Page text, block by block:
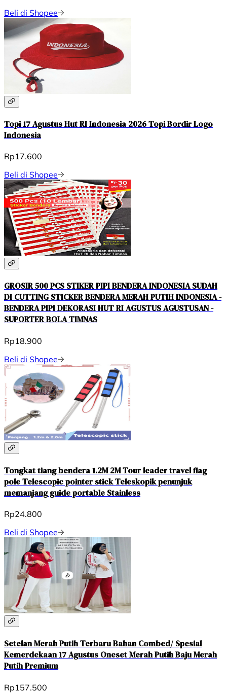
Beli di Shopee
Topi 17 Agustus Hut RI Indonesia 2026 Topi Bordir Logo
Indonesia
Rp17.600
Beli di Shopee
GROSIR 500 PCS STIKER PIPI BENDERA INDONESIA SUDAH
DI CUTTING STICKER BENDERA MERAH PUTIH INDONESIA -
BENDERA PIPI DEKORASI HUT RI AGUSTUS AGUSTUSAN -
SUPORTER BOLA TIMNAS
Rp18.900
Beli di Shopee
Tongkat tiang bendera 1.2M 2M Tour leader travel flag
pole Telescopic pointer stick Teleskopik penunjuk
memanjang guide portable Stainless
Rp24.800
Beli di Shopee
Setelan Merah Putih Terbaru Bahan Combed/ Spesial
Kemerdekaan 17 Agustus Oneset Merah Putih Baju Merah
Putih Premium
Rp157.500